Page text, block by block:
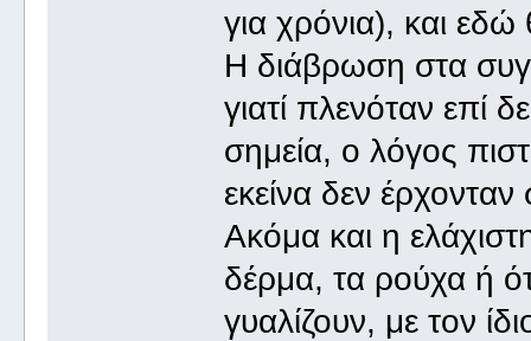
για χρόνια), και
Η διάβρωση στα
γιατί πλενόταν επί
σημεία, ο λόγος
εκείνα δεν
Ακόμα και η
δέρμα, τα ρούχα ή
γυαλίζουν, με τον